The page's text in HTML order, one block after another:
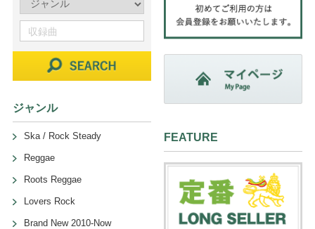
ジャンル
Ska / Rock Steady
Reggae
Roots Reggae
Lovers Rock
Brand New 2010-Now
FEATURE